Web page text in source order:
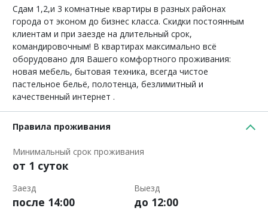
Сдам 1,2,и 3 комнатные квартиры в разных районах
города от эконом до бизнес класса. Скидки постоянным
клиентам и при заезде на длительный срок,
командировочным! В квартирах максимально всё
оборудовано для Вашего комфортного проживания:
новая мебель, бытовая техника, всегда чистое
пастельное бельё, полотенца, безлимитный и
качественный интернет .
Правила проживания
Минимальный срок проживания
от 1 суток
Заезд
после 14:00
Выезд
до 12:00